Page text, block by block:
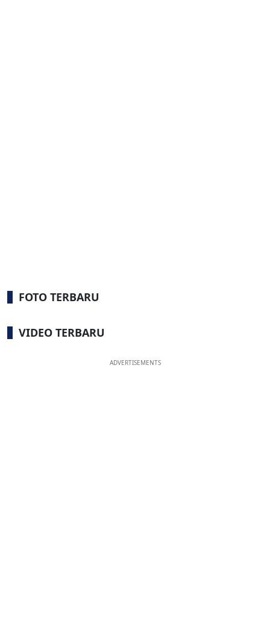
FOTO TERBARU
VIDEO TERBARU
ADVERTISEMENTS